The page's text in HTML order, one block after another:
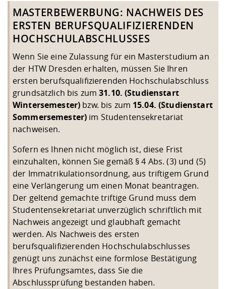
Vorbereitung
Checkliste zum
Studien- und
und Physik
Digitales Lernen
Fremdsprachen
Jobs, Praktika,
Studieren in
Studentenwerk
Angebote der
Career Service
Formulare und
Internationale
Formulare und
FIS -
Prototyping und
Gründung und
Kontakt &
Klimaschutz &
Förderverein
Gremien und
Informatik/
Maschinenbau
Angebote für Unternehmen
Kontakt und Anfahrt
Qualitätssicherung
MASTERBEWERBUNG: NACHWEIS DES
ERSTEN BERUFSQUALIFIZIERENDEN
HOCHSCHULABSCHLUSSES
Wenn Sie eine Zulassung für ein Masterstudium an
der HTW Dresden erhalten, müssen Sie Ihren
ersten berufsqualifizierenden Hochschulabschluss
grundsätzlich bis zum31.10. (Studienstart
Wintersemester) bzw. bis zum 15.04. (Studienstart
Sommersemester) im Studentensekretariat
nachweisen.
Sofern es Ihnen nicht möglich ist, diese Frist
einzuhalten, können Sie gemäß § 4 Abs. (3) und (5)
der Immatrikulationsordnung, aus triftigem Grund
eine Verlängerung um einen Monat beantragen.
Der geltend gemachte triftige Grund muss dem
Studentensekretariat unverzüglich schriftlich mit
Nachweis angezeigt und glaubhaft gemacht
werden. Als Nachweis des ersten
berufsqualifizierenden Hochschulabschlusses
genügt uns zunächst eine formlose Bestätigung
Ihres Prüfungsamtes, dass Sie die
Abschlussprüfung bestanden haben.